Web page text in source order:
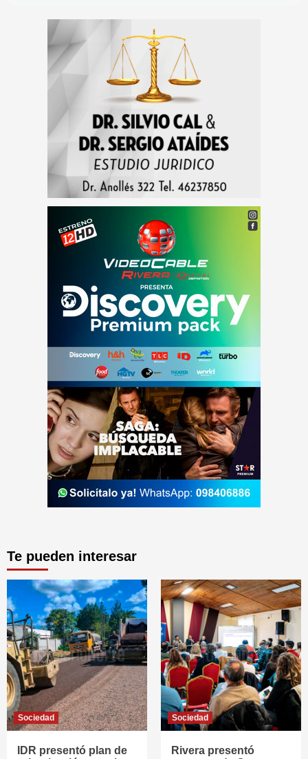
Te pueden interesar
Sociedad
IDR presentó plan de
Sociedad
Rivera presentó